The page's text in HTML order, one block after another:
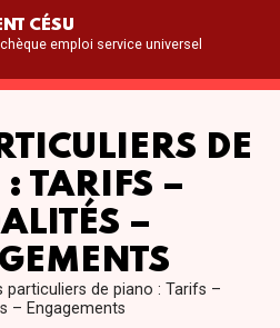
CÉSU
emploi service universel
DE
TARIFS –
–
particuliers de piano : Tarifs –
– Engagements